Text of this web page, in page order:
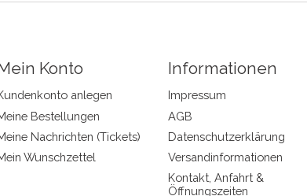
Konto
anlegen
Bestellungen
Nachrichten (Tickets)
Wunschzettel
Informationen
Impressum
AGB
Datenschutzerklärung
Versandinformationen
Kontakt, Anfahrt &
Öffnungszeiten